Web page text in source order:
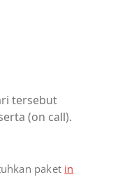
tersebut
(on call).
paket in